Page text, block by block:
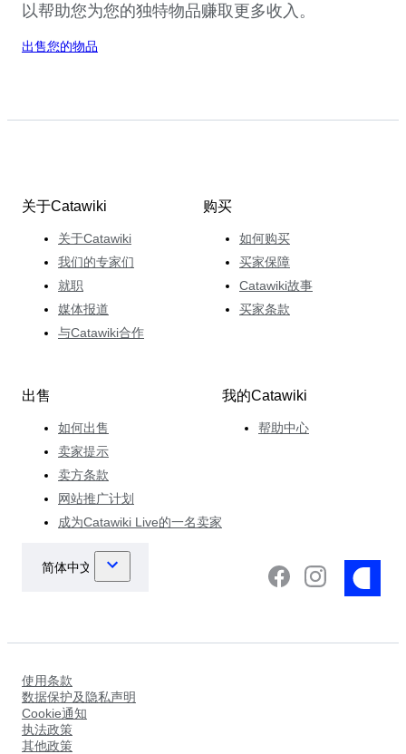
以帮助您为您的独特物品赚取更多收入。
出售您的物品
关于Catawiki
关于Catawiki
我们的专家们
就职
媒体报道
与Catawiki合作
购买
如何购买
买家保障
Catawiki故事
买家条款
出售
如何出售
卖家提示
卖方条款
网站推广计划
成为Catawiki Live的一名卖家
我的Catawiki
帮助中心
使用条款
数据保护及隐私声明
Cookie通知
执法政策
其他政策